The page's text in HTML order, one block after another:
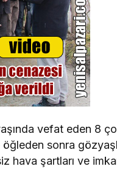
vefat eden 8
sonra
hava şartları ve